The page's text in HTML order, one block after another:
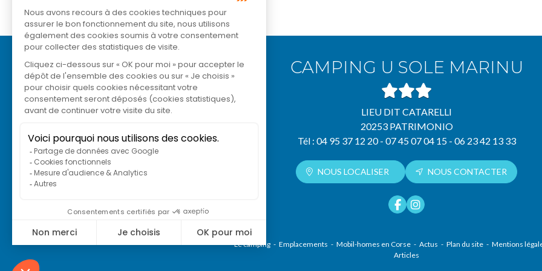
CAMPING U SOLE MARINU
LIEU DIT CATARELLI
20253 PATRIMONIO
Tél : 04 95 37 12 20- 07 45 07 04 15- 06 23 42 13 33
NOUS LOCALISER NOUS CONTACTER
Le camping Emplacements Mobil-homes en Corse Actus Plan du site Mentions
Articles